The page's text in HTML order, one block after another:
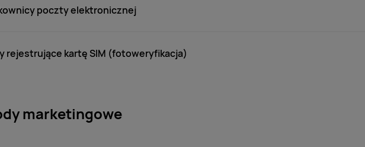
poczty elektronicznej
rejestrujące kartę SIM (fotoweryfikacja)
marketingowe